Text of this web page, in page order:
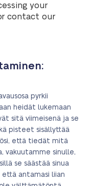
your
contact our
pyrkii
heidät lukemaan
sitä viimeisenä ja se
pisteet sisällyttää
että tiedät mitä
vakuutamme sinulle,
se säästää sinua
antamasi liian